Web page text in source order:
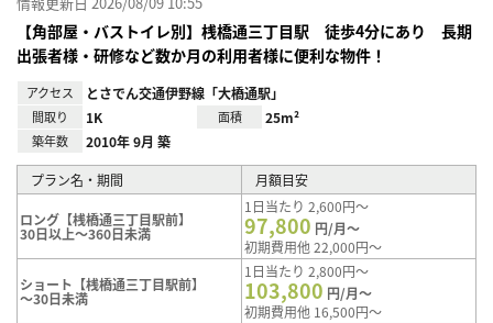
【角部屋・バストイレ別】桟橋通三丁目駅 徒歩4分にあり 長期
出張者様・研修など数か月の利用者様に便利な物件！
アクセス とさでん交通伊野線「大橋通駅」
間取り 1K 面積 25m²
築年数 2010年 9月 築
プラン名・期間 月額目安
ロング【桟橋通三丁目駅前】
30日以上～360日未満
1日当たり 2,600円～
97,800 円/月～
初期費用他 22,000円～
ショート【桟橋通三丁目駅前】
～30日未満
1日当たり 2,800円～
103,800 円/月～
初期費用他 16,500円～